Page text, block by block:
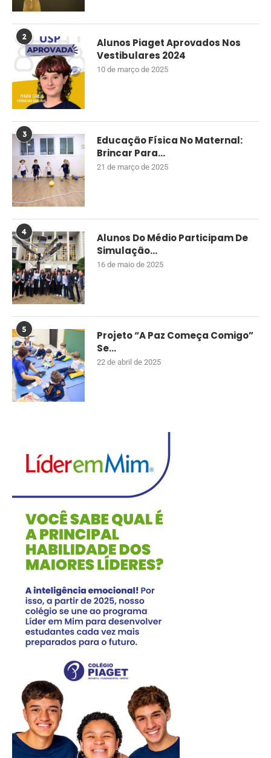
2
Alunos Piaget Aprovados Nos
Vestibulares 2024
10 de março de 2025
3
Educação Física No Maternal:
Brincar Para...
21 de março de 2025
4
Alunos Do Médio Participam De
Simulação...
16 de maio de 2025
5
Projeto “A Paz Começa Comigo”
Se...
22 de abril de 2025